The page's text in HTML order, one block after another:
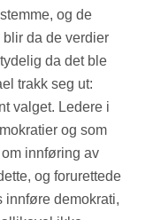
og de
da de verdier
da det ble
trakk seg ut:
valget. Ledere i
og som
innføring av
og forurettede
innføre demokrati,